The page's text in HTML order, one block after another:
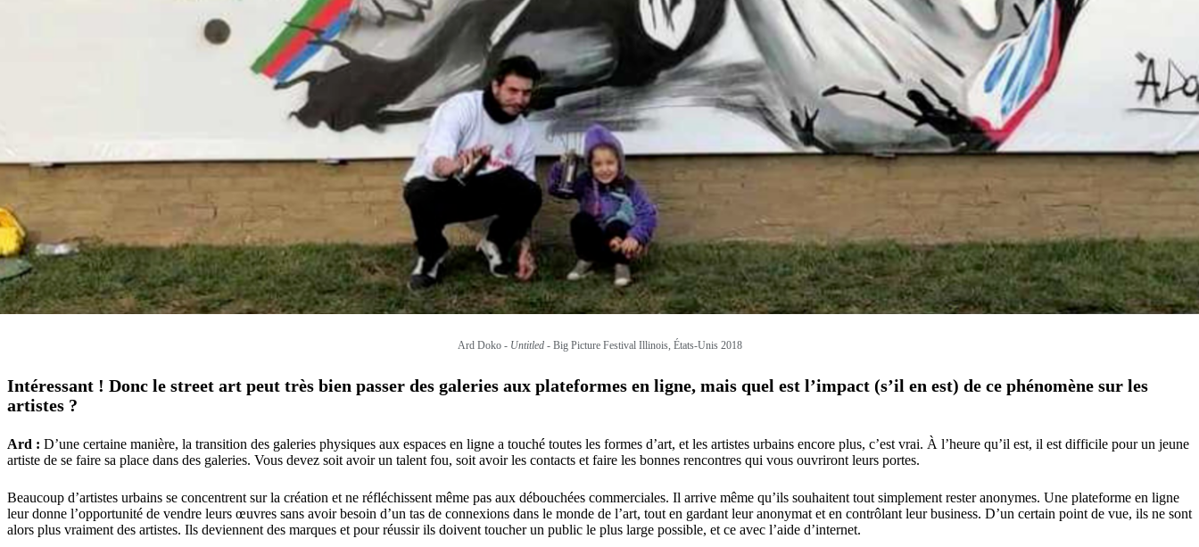
Ard Doko - Untitled - Big Picture Festival Illinois, États-Unis 2018
Intéressant ! Donc le street art peut très bien passer des galeries aux plateformes en ligne, mais quel est l’impact (s’il en est) de ce phénomène sur les
artistes ?
Ard : D’une certaine manière, la transition des galeries physiques aux espaces en ligne a touché toutes les formes d’art, et les artistes urbains encore plus, c’est vrai. À l’heure qu’il est, il est difficile pour un jeune
artiste de se faire sa place dans des galeries. Vous devez soit avoir un talent fou, soit avoir les contacts et faire les bonnes rencontres qui vous ouvriront leurs portes.
Beaucoup d’artistes urbains se concentrent sur la création et ne réfléchissent même pas aux débouchées commerciales. Il arrive même qu’ils souhaitent tout simplement rester anonymes. Une plateforme en ligne
leur donne l’opportunité de vendre leurs œuvres sans avoir besoin d’un tas de connexions dans le monde de l’art, tout en gardant leur anonymat et en contrôlant leur business. D’un certain point de vue, ils ne sont
alors plus vraiment des artistes. Ils deviennent des marques et pour réussir ils doivent toucher un public le plus large possible, et ce avec l’aide d’internet.